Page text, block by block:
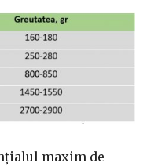
maxim de